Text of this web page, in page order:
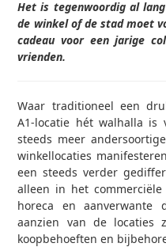
Het is tegenwoordig al
de winkel of de stad moet
cadeau voor een jarige
vrienden.
Waar traditioneel een
A1-locatie hét walhalla is
steeds meer
winkellocaties
een steeds verder
alleen in het
horeca en aanverwante
aanzien van de locaties
koopbehoeften en